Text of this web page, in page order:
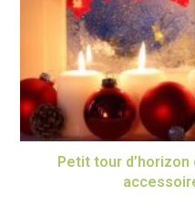
Petit tour